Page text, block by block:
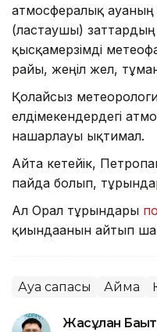
атмосфералық ауаның
(ластаушы) заттардың
қысқамерзімді
райы, жеңіл жел,
Қолайсыз
елдімекендердегі
нашарлауы ықтимал.
Айта кетейік,
пайда болып,
Ал Орал тұрғындары
қиындағанын айтып
Ауа сапасы Аймақ
Жасұлан